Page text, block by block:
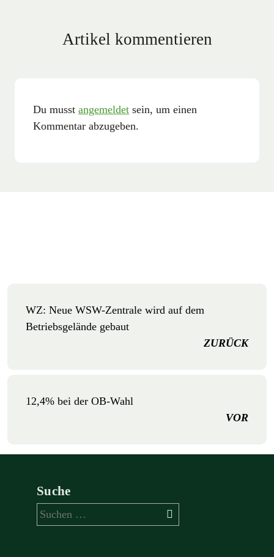
Artikel kommentieren
Du musst angemeldet sein, um einen
Kommentar abzugeben.
WZ: Neue WSW-Zentrale wird auf dem
Betriebsgelände gebaut
ZURÜCK
12,4% bei der OB-Wahl
VOR
Suche
Suchen
nach: